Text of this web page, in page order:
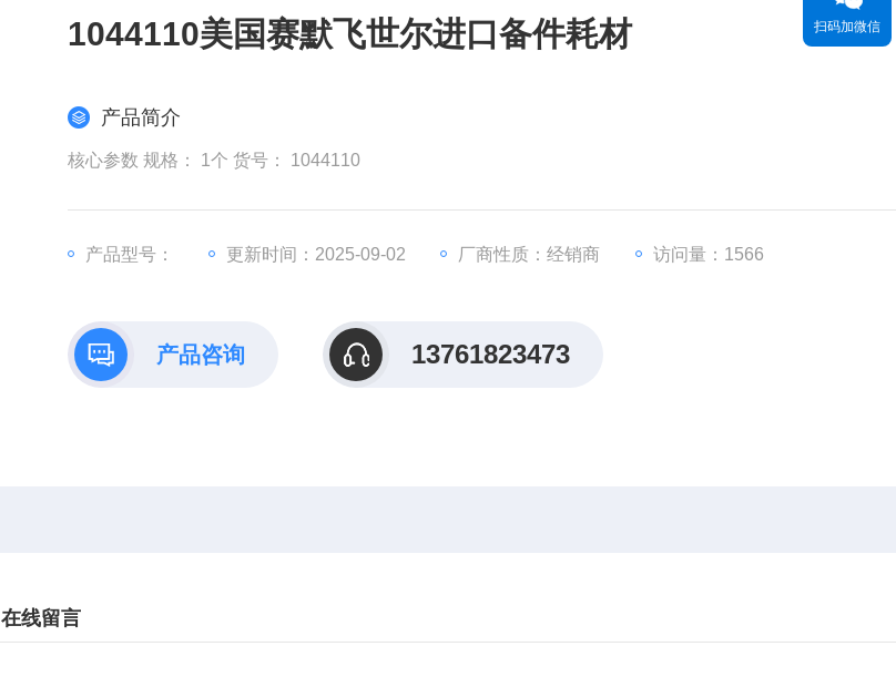
1044110美国赛默飞世尔进口备件耗材
产品简介
核心参数 规格： 1个 货号： 1044110
产品型号： 更新时间：2025-09-02 厂商性质：经销商 访问量：1566
产品咨询 13761823473
在线留言
扫码加微信